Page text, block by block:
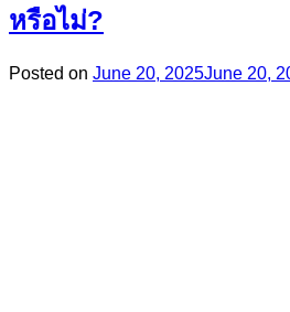
หรือไม่?
Posted on June 20, 2025June 20,